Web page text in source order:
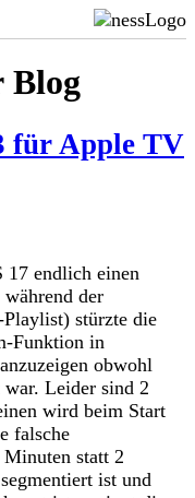
Blog
für Apple TV
17 endlich einen
der
stürzte die
Funktion in
obwohl
war. Leider sind 2
wird beim Start
falsche
statt 2
ist und